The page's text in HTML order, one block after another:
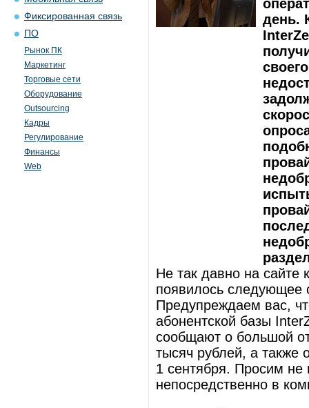
Фиксированная связь
ПО
Рынок ПК
Маркетинг
Торговые сети
Оборудование
Outsourcing
Кадры
Регулирование
Финансы
Web
день.
Не так давно на сайте
появилось
Предупреждаем вас,
абонентской базы
сообщают о большой
тысяч рублей, а также
1 сентября. Просим не
непосредственно в